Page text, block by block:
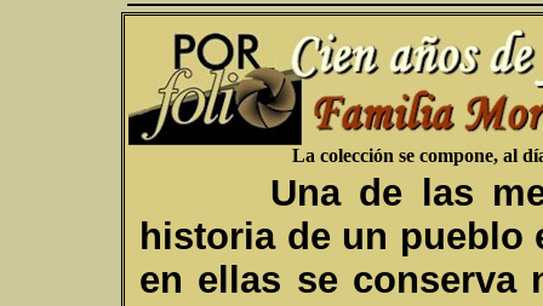
La colección se compone, al
Una de las
historia de un pueblo
en ellas se conserva